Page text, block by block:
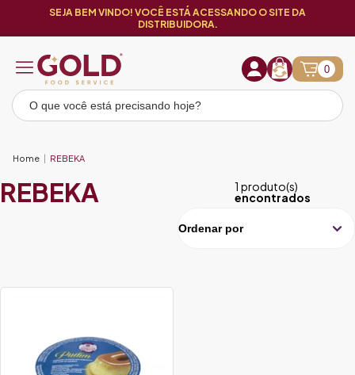
SEJA BEM VINDO! VOCÊ ESTÁ ACESSANDO O SITE DA
DISTRIBUIDORA.
0
Home REBEKA
REBEKA 1 produto(s)
encontrados